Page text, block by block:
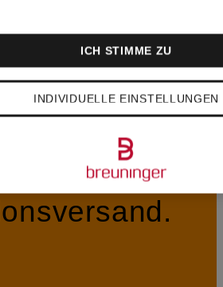
Hiervon
sind
INDIVIDUELLE EINSTELLUNGEN
ICH STIMME ZU